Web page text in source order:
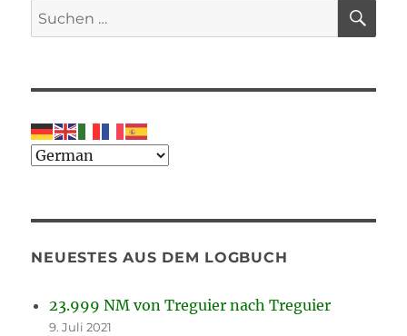
Suche
nach:
NEUESTES AUS DEM LOGBUCH
23.999 NM von Treguier nach Treguier
9. Juli 2021